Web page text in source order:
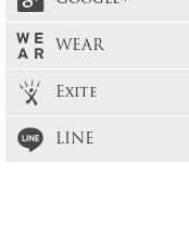
WEAR
Exite
LINE